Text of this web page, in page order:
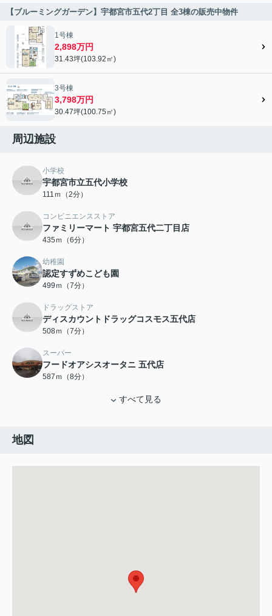
【ブルーミングガーデン】宇都宮市五代2丁目 全3棟の販売中物件
1号棟
2,898万円
31.43坪(103.92㎡)
3号棟
3,798万円
30.47坪(100.75㎡)
周辺施設
小学校
宇都宮市立五代小学校
111ｍ（2分）
コンビニエンスストア
ファミリーマート 宇都宮五代二丁目店
435ｍ（6分）
幼稚園
認定すずめこども園
499ｍ（7分）
ドラッグストア
ディスカウントドラッグコスモス五代店
508ｍ（7分）
スーパー
フードオアシスオータニ 五代店
587ｍ（8分）
すべて見る
地図